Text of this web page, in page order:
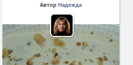
Автор Надежда